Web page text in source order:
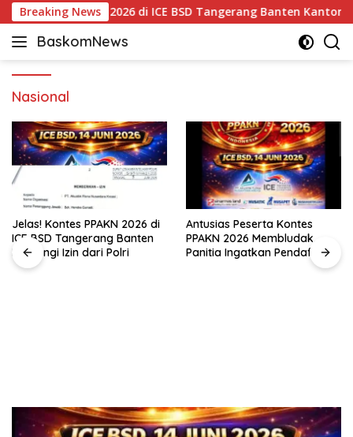
Langsung
ke
konten
Breaking News
Kontes PPAKN 2026 di ICE BSD Tangerang Banten Kantongi
BaskomNews
Informasi
dan
Terhangat
Nasional
Jelas! Kontes PPAKN 2026 di
ICE BSD Tangerang Banten
Kantongi Izin dari Polri
Antusias Peserta Kontes
PPAKN 2026 Membludak,
Panitia Ingatkan Pendaftaran